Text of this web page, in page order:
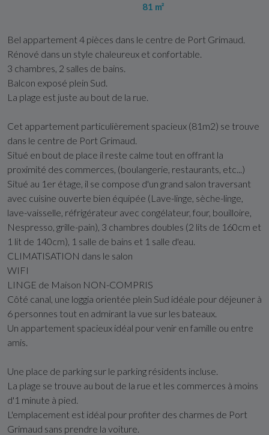
81 m²
Bel appartement 4 pièces dans le centre de Port Grimaud.
Rénové dans un style chaleureux et confortable.
3 chambres, 2 salles de bains.
Balcon exposé plein Sud.
La plage est juste au bout de la rue.
Cet appartement particulièrement spacieux (81m2) se trouve
dans le centre de Port Grimaud.
Situé en bout de place il reste calme tout en offrant la
proximité des commerces, (boulangerie, restaurants, etc...)
Situé au 1er étage, il se compose d'un grand salon traversant
avec cuisine ouverte bien équipée (Lave-linge, sèche-linge,
lave-vaisselle, réfrigérateur avec congélateur, four, bouilloire,
Nespresso, grille-pain), 3 chambres doubles (2 lits de 160cm et
1 lit de 140cm), 1 salle de bains et 1 salle d'eau.
CLIMATISATION dans le salon
WIFI
LINGE de Maison NON-COMPRIS
Côté canal, une loggia orientée plein Sud idéale pour déjeuner à
6 personnes tout en admirant la vue sur les bateaux.
Un appartement spacieux idéal pour venir en famille ou entre
amis.
Une place de parking sur le parking résidents incluse.
La plage se trouve au bout de la rue et les commerces à moins
d'1 minute à pied.
L'emplacement est idéal pour profiter des charmes de Port
Grimaud sans prendre la voiture.